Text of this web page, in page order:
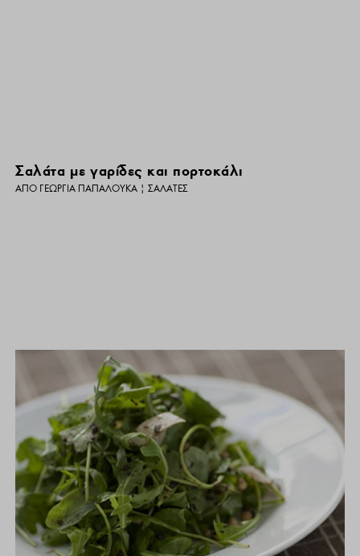
Σαλάτα με γαρίδες και πορτοκάλι
ΑΠΌ ΓΕΩΡΓΊΑ ΠΑΠΑΛΟΥΚΆ |ΣΑΛΆΤΕΣ